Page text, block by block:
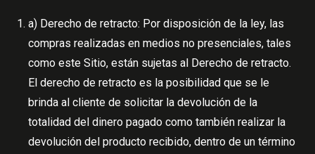
a) Derecho de retracto: Por disposición de la ley, las
compras realizadas en medios no presenciales, tales
como este Sitio, están sujetas al Derecho de retracto.
El derecho de retracto es la posibilidad que se le
brinda al cliente de solicitar la devolución de la
totalidad del dinero pagado como también realizar la
devolución del producto recibido, dentro de un término